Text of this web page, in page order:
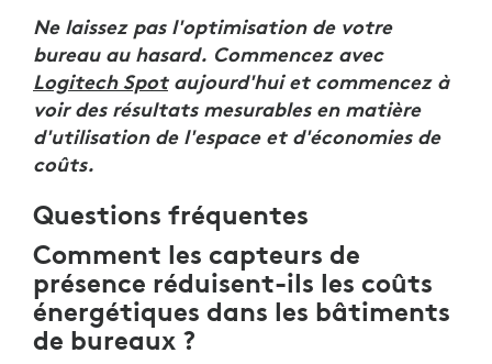
Ne laissez pas l'optimisation de votre
bureau au hasard. Commencez avec
Logitech Spotaujourd'hui et commencez à
voir des résultats mesurables en matière
d'utilisation de l'espace et d'économies de
coûts.
Questions fréquentes
Comment les capteurs de
présence réduisent-ils les coûts
énergétiques dans les bâtiments
de bureaux ?